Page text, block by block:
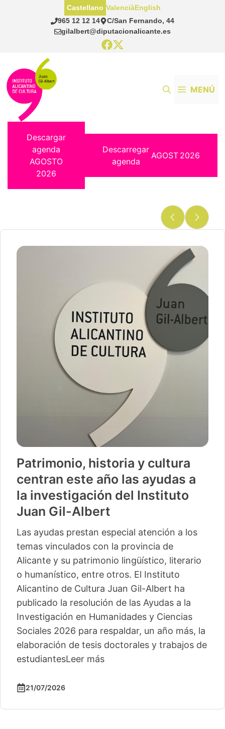
965 12 12 14
C/San Fernando, 44
gilalbert@diputacionalicante.es
Castellano ValenciàEnglish
MENÚ
Descargar
agenda
AGOSTO
2026
Descarregar
agenda
AGOST 2026
Patrimonio, historia y cultura
centran este año las ayudas a
la investigación del Instituto
Juan Gil-Albert
Las ayudas prestan especial atención a los
temas vinculados con la provincia de
Alicante y su patrimonio lingüístico, literario
o humanístico, entre otros. El Instituto
Alicantino de Cultura Juan Gil-Albert ha
publicado la resolución de las Ayudas a la
Investigación en Humanidades y Ciencias
Sociales 2026 para respaldar, un año más, la
elaboración de tesis doctorales y trabajos de
estudiantesLeer más
21/07/2026